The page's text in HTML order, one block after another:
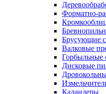
Форматно-
Брусующие
Валковые
Горбыльные
Дисковые
Каландеры